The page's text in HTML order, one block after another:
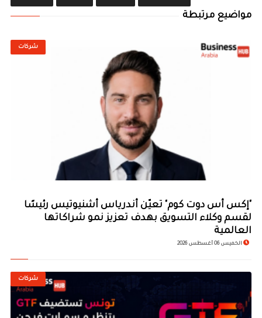
مواضيع مرتبطة
شركات
"إكس أس دوت كوم" تعيّن أندرياس أشنيوتيس رئيسًا
لقسم وكلاء التسويق بهدف تعزيز نمو شراكاتها
العالمية
الخميس 06 أغسطس 2026
شركات